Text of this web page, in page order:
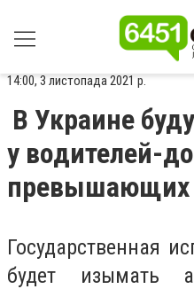
14:00, 3 листопада 2021 р.
В Украине
у водителей-
превышающих
Государственная
будет изымать